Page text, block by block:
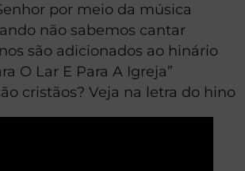
por meio da música
não sabemos cantar
são adicionados ao hinário
O Lar E Para A Igreja”
cristãos? Veja na letra do hino